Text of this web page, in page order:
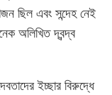
ছিল এবং সন্দেহ নেই
অলিখিত দ্বন্দ্ব
ইচ্ছার বিরুদ্ধে